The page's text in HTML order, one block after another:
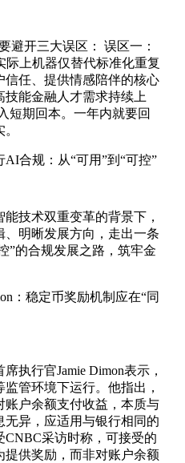
避开三大误区： 误区一：
上机器仅替代标准化重复
信任、提供情感陪伴的核心
能金融人才需求持续上
短期回本。一年内就要回
合规：从“可用”到“可控”
技术双重变革的背景下，
明晰发展方向，走出一条
”的合规发展之路，筑牢金
：稳定币奖励机制应在“同
执行官Jamie Dimon表示，
管环境下运行。他指出，
账户余额支付收益，本质与
异，应适用与银行相同的
CNBC采访时称，可接受的
提供奖励，而非对账户余额